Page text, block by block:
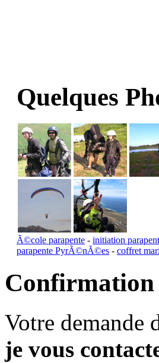
Quelques
Ã©cole parapente - initiation
parapente PyrÃ©nÃ©es - coffret
Confirmation
Votre demande
je vous